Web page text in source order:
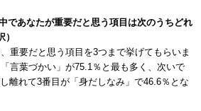
であなたが重要だと思う項目は次のうちどれ
重要だと思う項目を3つまで挙げてもらいま
言葉づかい」が75.1％と最も多く、次いで
離れて3番目が「身だしなみ」で46.6％とな